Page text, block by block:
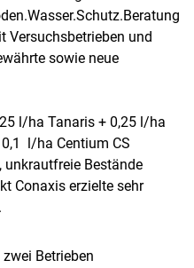
content
Versuchsbetrieben und
sowie neue
l/ha Tanaris + 0,25 l/ha
l/ha Centium CS
unkrautfreie Bestände
Conaxis erzielte sehr
Betrieben